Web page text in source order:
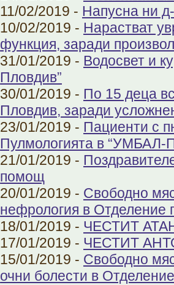
11/02/2019 - Напусна ни
10/02/2019 - Нарастват
функция, заради
31/01/2019 - Водосвет и
Пловдив”
30/01/2019 - По 15 деца
Пловдив, заради
23/01/2019 - Пациенти с
Пулмологията в “УМБАЛ-
21/01/2019 -
помощ
20/01/2019 - Свободно
нефрология в Отделение
18/01/2019 - ЧЕСТИТ
17/01/2019 - ЧЕСТИТ
15/01/2019 - Свободно
очни болести в